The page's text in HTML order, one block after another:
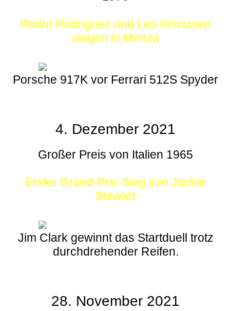
Pedro Rodríguez und Leo Kinnunen
siegen in Monza
Porsche 917K vor Ferrari 512S Spyder
4. Dezember 2021
Großer Preis von Italien 1965
Erster Grand-Prix-Sieg von Jackie
Stewart
Jim Clark gewinnt das Startduell trotz
durchdrehender Reifen.
28. November 2021